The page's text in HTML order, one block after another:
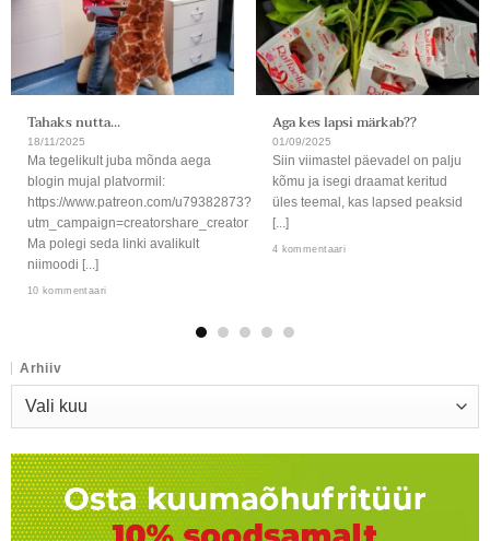
Tahaks nutta…
18/11/2025
Ma tegelikult juba mõnda aega
blogin mujal platvormil:
https://www.patreon.com/u79382873?
utm_campaign=creatorshare_creator
Ma polegi seda linki avalikult
niimoodi [...]
10 kommentaari
Aga kes lapsi märkab??
01/09/2025
Siin viimastel päevadel on palju
kõmu ja isegi draamat keritud
üles teemal, kas lapsed peaksid
[...]
4 kommentaari
Arhiiv
Arhiiv